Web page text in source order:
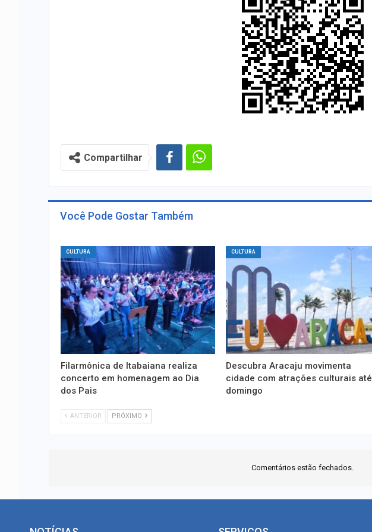
Compartilhar
Você Pode Gostar Também
CULTURA
Filarmônica de Itabaiana realiza
concerto em homenagem ao Dia
dos Pais
CULTURA
Descubra Aracaju movimenta
cidade com atrações culturais até
domingo
ANTERIOR PRÓXIMO
Comentários estão fechados.